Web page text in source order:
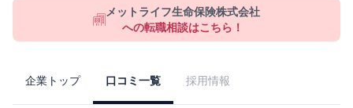
メットライフ生命保険株式会社
への転職相談はこちら！
企業トップ 口コミ一覧 採用情報